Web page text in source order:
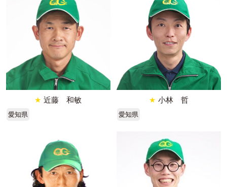
★ 近藤 和敏
愛知県
★ 小林 哲
愛知県